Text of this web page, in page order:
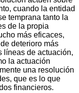
cuando la entidad
temprana tanto la
de la propia
más eficaces,
deterioro más
líneas de actuación,
la actuación
una resolución
que es lo que
financieros.